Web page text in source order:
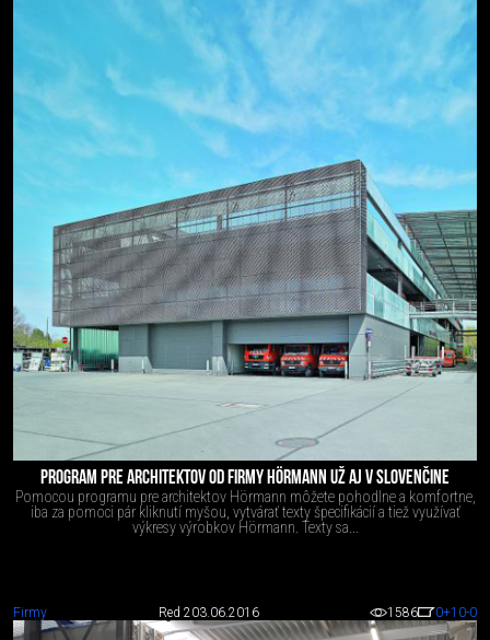
PROGRAM PRE ARCHITEKTOV OD FIRMY HÖRMANN UŽ AJ V SLOVENČINE
Pomocou programu pre architektov Hörmann môžete pohodlne a komfortne,
iba za pomoci pár kliknutí myšou, vytvárať texty špecifikácií a tiež využívať
výkresy výrobkov Hörmann. Texty sa...
Firmy Red 2 03.06.2016 1586 0+10-0